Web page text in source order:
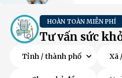
HOÀN TOÀN MIỄN PHÍ
Tư vấn sức